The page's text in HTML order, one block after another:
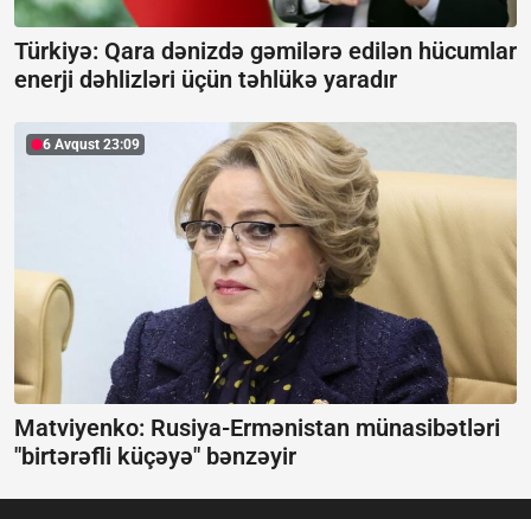
Türkiyə: Qara dənizdə gəmilərə edilən hücumlar
enerji dəhlizləri üçün təhlükə yaradır
6 Avqust 23:09
Matviyenko: Rusiya-Ermənistan münasibətləri
"birtərəfli küçəyə" bənzəyir